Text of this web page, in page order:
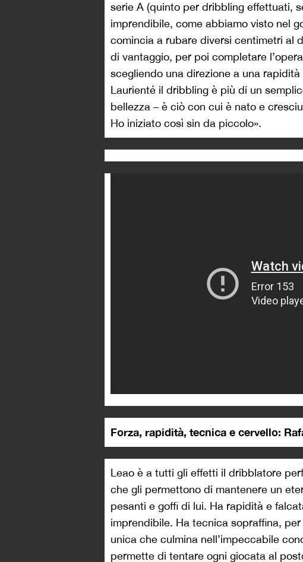
serie A (quinto per dribbling effettuati,
imprendibile, come abbiamo visto nel
comincia a rubare diversi centimetri al
di vantaggio, per poi completare
scegliendo una direzione a una
Laurienté il dribbling è più di un
bellezza – è ciò con cui è nato e
Ho iniziato così sin da piccolo».
Forza, rapidità, tecnica e cervello:
Leao è a tutti gli effetti il dribblatore
che gli permettono di mantenere un
pesanti e goffi di lui. Ha rapidità e
imprendibile. Ha tecnica sopraffina,
unica che culmina nell’impeccabile
permette di tentare ogni giocata al